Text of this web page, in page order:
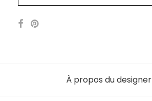
À propos du designer